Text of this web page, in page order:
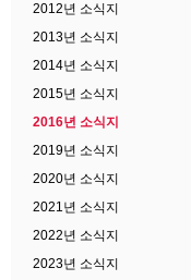
2012년 소식지
2013년 소식지
2014년 소식지
2015년 소식지
2016년 소식지
2019년 소식지
2020년 소식지
2021년 소식지
2022년 소식지
2023년 소식지